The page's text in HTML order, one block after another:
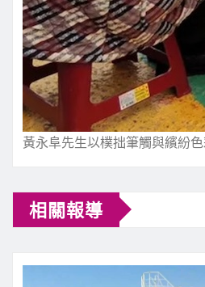
黃永阜先生以樸拙筆觸與繽紛
相關報導